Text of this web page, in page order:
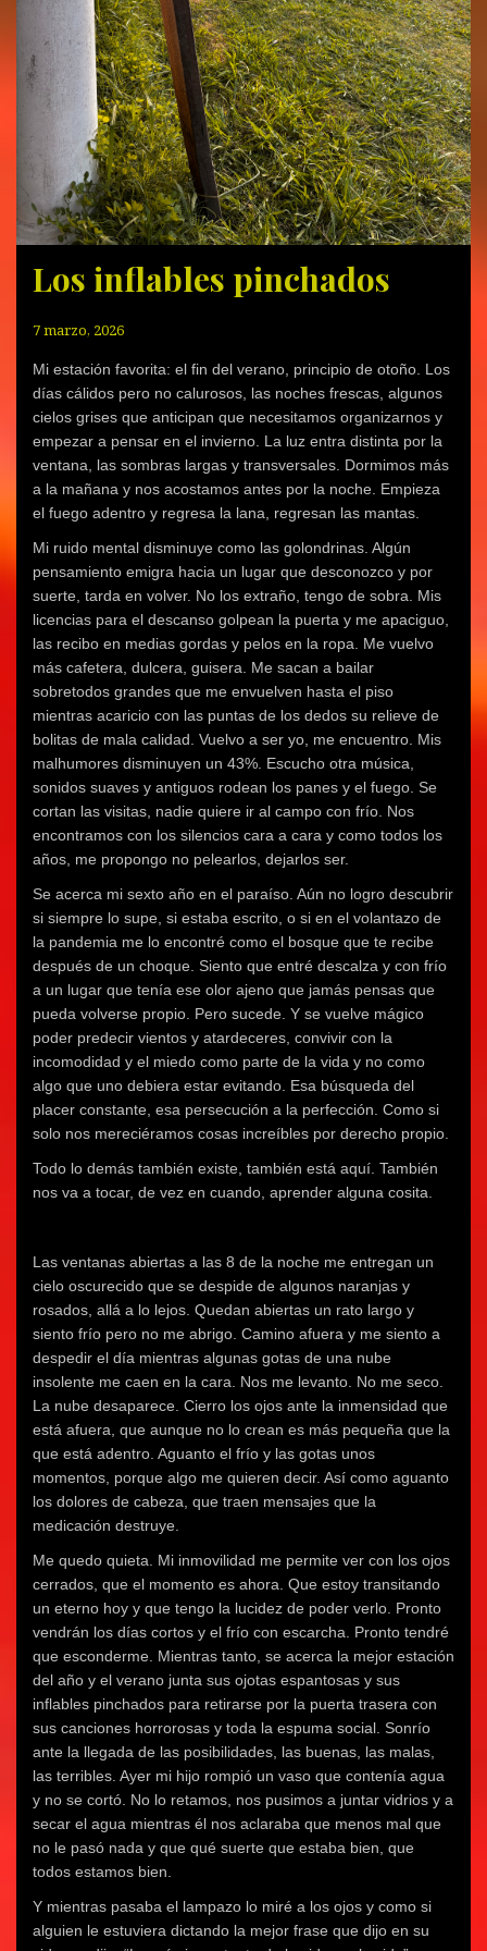
e
u
a
v
e
n
u
e
v
a
)
e
n
u
n
a
v
e
n
t
a
n
a
n
u
e
v
a
)
e
e
n
u
n
a
v
e
n
t
a
n
a
n
u
e
v
a
)
a
)
e
n
u
n
a
v
e
n
t
a
n
a
n
u
e
v
a
)
e
e
n
u
n
a
v
e
n
t
a
n
a
n
u
e
v
a
)
Los inflables pinchados
7 marzo, 2026
Mi estación favorita: el fin del verano, principio de otoño. Los
días cálidos pero no calurosos, las noches frescas, algunos
cielos grises que anticipan que necesitamos organizarnos y
empezar a pensar en el invierno. La luz entra distinta por la
ventana, las sombras largas y transversales. Dormimos más
a la mañana y nos acostamos antes por la noche. Empieza
el fuego adentro y regresa la lana, regresan las mantas.
Mi ruido mental disminuye como las golondrinas. Algún
pensamiento emigra hacia un lugar que desconozco y por
suerte, tarda en volver. No los extraño, tengo de sobra. Mis
licencias para el descanso golpean la puerta y me apaciguo,
las recibo en medias gordas y pelos en la ropa. Me vuelvo
más cafetera, dulcera, guisera. Me sacan a bailar
sobretodos grandes que me envuelven hasta el piso
mientras acaricio con las puntas de los dedos su relieve de
bolitas de mala calidad. Vuelvo a ser yo, me encuentro. Mis
malhumores disminuyen un 43%. Escucho otra música,
sonidos suaves y antiguos rodean los panes y el fuego. Se
cortan las visitas, nadie quiere ir al campo con frío. Nos
encontramos con los silencios cara a cara y como todos los
años, me propongo no pelearlos, dejarlos ser.
Se acerca mi sexto año en el paraíso. Aún no logro descubrir
si siempre lo supe, si estaba escrito, o si en el volantazo de
la pandemia me lo encontré como el bosque que te recibe
después de un choque. Siento que entré descalza y con frío
a un lugar que tenía ese olor ajeno que jamás pensas que
pueda volverse propio. Pero sucede. Y se vuelve mágico
poder predecir vientos y atardeceres, convivir con la
incomodidad y el miedo como parte de la vida y no como
algo que uno debiera estar evitando. Esa búsqueda del
placer constante, esa persecución a la perfección. Como si
solo nos mereciéramos cosas increíbles por derecho propio.
Todo lo demás también existe, también está aquí. También
nos va a tocar, de vez en cuando, aprender alguna cosita.
Las ventanas abiertas a las 8 de la noche me entregan un
cielo oscurecido que se despide de algunos naranjas y
rosados, allá a lo lejos. Quedan abiertas un rato largo y
siento frío pero no me abrigo. Camino afuera y me siento a
despedir el día mientras algunas gotas de una nube
insolente me caen en la cara. Nos me levanto. No me seco.
La nube desaparece. Cierro los ojos ante la inmensidad que
está afuera, que aunque no lo crean es más pequeña que la
que está adentro. Aguanto el frío y las gotas unos
momentos, porque algo me quieren decir. Así como aguanto
los dolores de cabeza, que traen mensajes que la
medicación destruye.
Me quedo quieta. Mi inmovilidad me permite ver con los ojos
cerrados, que el momento es ahora. Que estoy transitando
un eterno hoy y que tengo la lucidez de poder verlo. Pronto
vendrán los días cortos y el frío con escarcha. Pronto tendré
que esconderme. Mientras tanto, se acerca la mejor estación
del año y el verano junta sus ojotas espantosas y sus
inflables pinchados para retirarse por la puerta trasera con
sus canciones horrorosas y toda la espuma social. Sonrío
ante la llegada de las posibilidades, las buenas, las malas,
las terribles. Ayer mi hijo rompió un vaso que contenía agua
y no se cortó. No lo retamos, nos pusimos a juntar vidrios y a
secar el agua mientras él nos aclaraba que menos mal que
no le pasó nada y que qué suerte que estaba bien, que
todos estamos bien.
Y mientras pasaba el lampazo lo miré a los ojos y como si
alguien le estuviera dictando la mejor frase que dijo en su